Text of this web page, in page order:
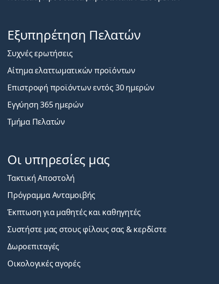
Εξυπηρέτηση Πελατών
Συχνές ερωτήσεις
Αίτημα ελαττωματικών προϊόντων
Επιστροφή προϊόντων εντός 30 ημερών
Εγγύηση 365 ημερών
Τμήμα Πελατών
Οι υπηρεσίες μας
Τακτική Αποστολή
Πρόγραμμα Ανταμοιβής
Έκπτωση για μαθητές και καθηγητές
Συστήστε μας στους φίλους σας & κερδίστε
Δωροεπιταγές
Οικολογικές αγορές